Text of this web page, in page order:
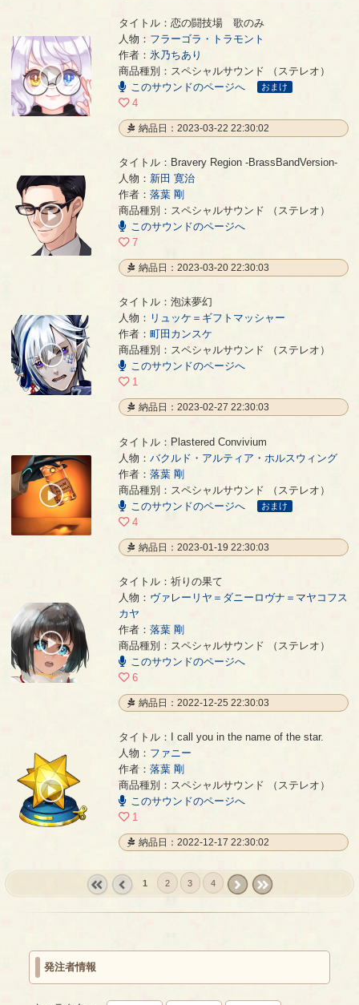
恋の闘技場 歌のみ - 氷乃ちあり
タイトル：恋の闘技場 歌のみ
人物： フラーゴラ・トラモント
作者： 氷乃ちあり
商品種別：スペシャルサウンド （ステレオ）
このサウンドのページへ
おまけ
4
納品日：2023-03-22 22:30:02
Bravery Region -BrassBandVersion-
タイトル：Bravery Region -BrassBandVersion-
人物： 新田 寛治
作者： 落葉 剛
商品種別：スペシャルサウンド （ステレオ）
このサウンドのページへ
7
納品日：2023-03-20 22:30:03
泡沫夢幻 - 町田カンスケ
タイトル：泡沫夢幻
人物： リュッケ＝ギフトマッシャー
作者： 町田カンスケ
商品種別：スペシャルサウンド （ステレオ）
このサウンドのページへ
1
納品日：2023-02-27 22:30:03
Plastered Convivium - 落葉 剛
タイトル：Plastered Convivium
人物： バクルド・アルティア・ホルスウィング
作者： 落葉 剛
商品種別：スペシャルサウンド （ステレオ）
このサウンドのページへ
おまけ
4
納品日：2023-01-19 22:30:03
祈りの果て - 落葉 剛
00:00
07:04
タイトル：祈りの果て
人物： ヴァレーリヤ＝ダニーロヴナ＝マヤコフス
カヤ
作者： 落葉 剛
商品種別：スペシャルサウンド （ステレオ）
このサウンドのページへ
6
納品日：2022-12-25 22:30:03
I call you in the name of the star.
タイトル：I call you in the name of the star.
人物： ファニー
作者： 落葉 剛
商品種別：スペシャルサウンド （ステレオ）
このサウンドのページへ
1
納品日：2022-12-17 22:30:02
1 2 3 4
発注者情報